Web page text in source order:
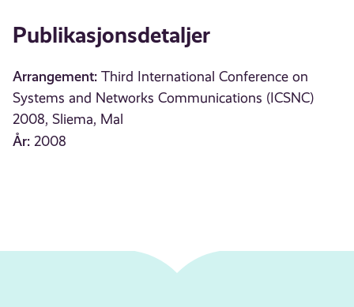
Publikasjonsdetaljer
Arrangement: Third International Conference on
Systems and Networks Communications (ICSNC)
2008, Sliema, Mal
År: 2008